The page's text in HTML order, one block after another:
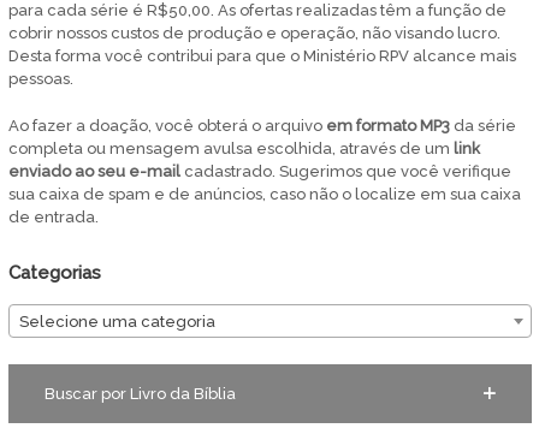
para cada série é R$50,00. As ofertas realizadas têm a função de
cobrir nossos custos de produção e operação, não visando lucro.
Desta forma você contribui para que o Ministério RPV alcance mais
pessoas.
Ao fazer a doação, você obterá o arquivo em formato MP3da série
completa ou mensagem avulsa escolhida, através de um link
enviado ao seu e-mailcadastrado. Sugerimos que você verifique
sua caixa de spam e de anúncios, caso não o localize em sua caixa
de entrada.
Categorias
Selecione uma categoria
Buscar por Livro da Bíblia